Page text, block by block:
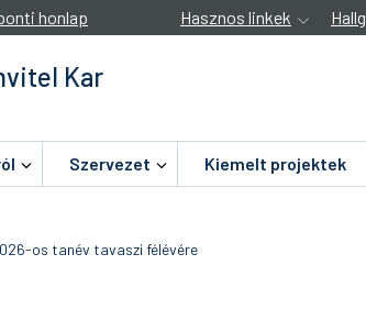
honlap Hasznos linkek
Kar
Szervezet Kiemelt projektek
os tanév tavaszi félévére